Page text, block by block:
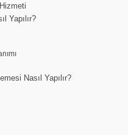
Yapılır?
Nasıl Yapılır?